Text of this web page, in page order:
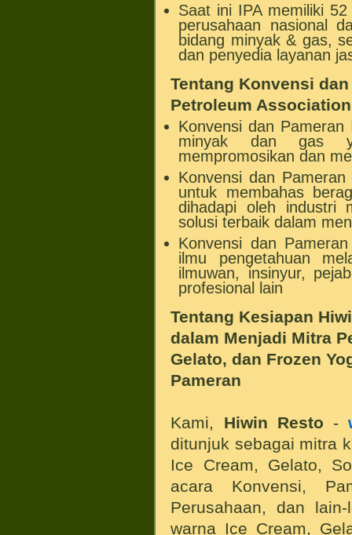
Saat ini IPA memiliki
perusahaan nasional
bidang minyak & gas,
dan penyedia layanan
Tentang Konvensi
Petroleum Association
Konvensi dan
minyak dan gas
mempromosikan dan
Konvensi dan
untuk membahas
dihadapi oleh industri
solusi terbaik dalam
Konvensi dan
ilmu pengetahuan
ilmuwan, insinyur,
profesional lain
Tentang Kesiapan
dalam Menjadi Mitra
Gelato, dan Frozen
Pameran
Kami, Hiwin Resto -
ditunjuk sebagai mitra
Ice Cream, Gelato,
acara Konvensi,
Perusahaan, dan
warna Ice Cream,